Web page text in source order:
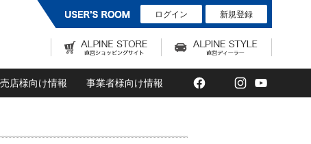
ログイン 新規登録
店様向け情報 事業者様向け情報 Facebook
TwitterInstagram